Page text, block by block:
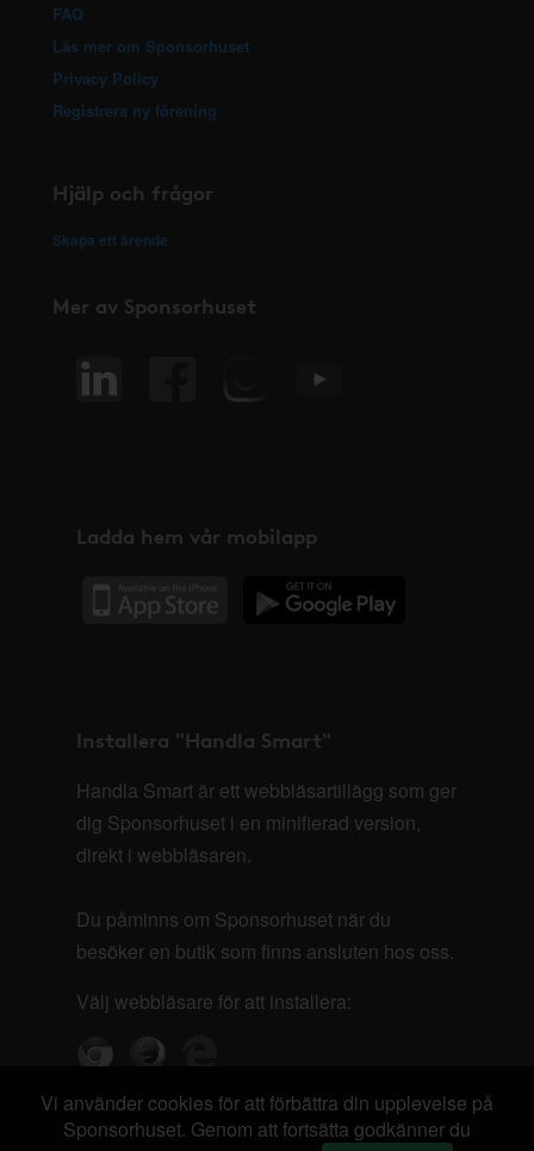
FAQ
Läs mer om Sponsorhuset
Privacy Policy
Registrera ny förening
Hjälp och frågor
Skapa ett ärende
Mer av Sponsorhuset
Ladda hem vår mobilapp
Installera "Handla Smart"
Handla Smart är ett webbläsartillägg som ger
dig Sponsorhuset i en minifierad version,
direkt i webbläsaren.
Du påminns om Sponsorhuset när du
besöker en butik som finns ansluten hos oss.
Välj webbläsare för att installera:
Vi använder cookies för att förbättra din upplevelse på
Sponsorhuset. Genom att fortsätta godkänner du